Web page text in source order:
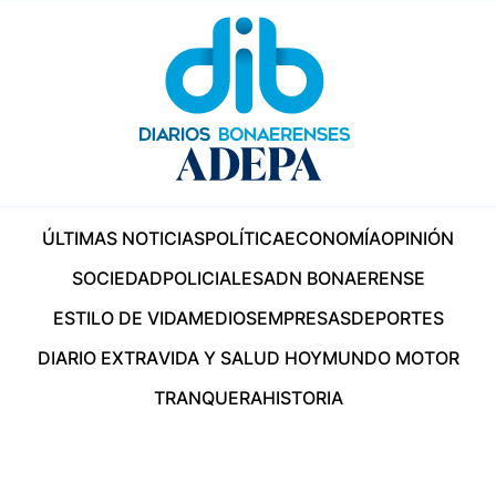
ÚLTIMAS NOTICIASPOLÍTICAECONOMÍAOPINIÓN
SOCIEDADPOLICIALESADN BONAERENSE
ESTILO DE VIDAMEDIOSEMPRESASDEPORTES
DIARIO EXTRAVIDA Y SALUD HOYMUNDO MOTOR
TRANQUERAHISTORIA